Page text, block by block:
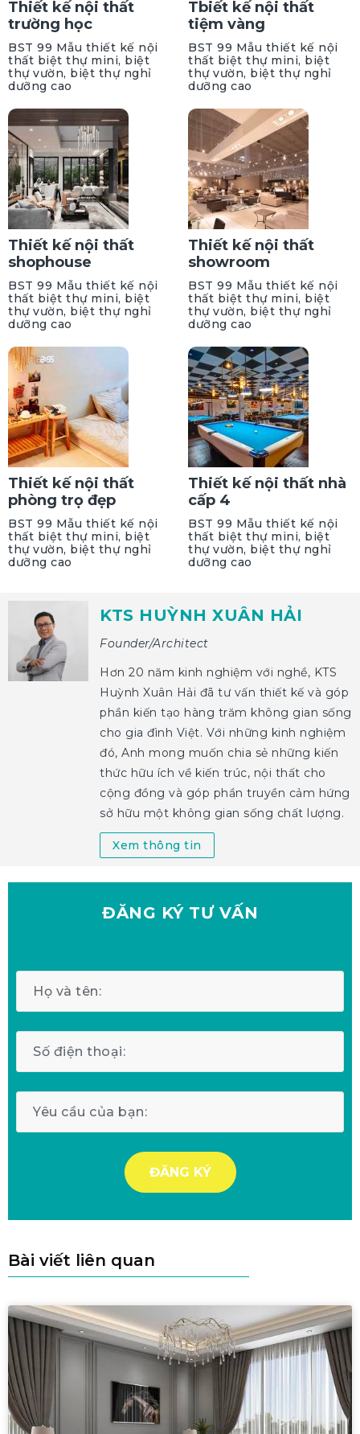
Thiết kế nội thất
trường học
BST 99 Mẫu thiết kế nội
thất biệt thự mini, biệt
thự vườn, biệt thự nghỉ
dưỡng cao
Tbiết kế nội thất
tiệm vàng
BST 99 Mẫu thiết kế nội
thất biệt thự mini, biệt
thự vườn, biệt thự nghỉ
dưỡng cao
Thiết kế nội thất
shophouse
BST 99 Mẫu thiết kế nội
thất biệt thự mini, biệt
thự vườn, biệt thự nghỉ
dưỡng cao
Thiết kế nội thất
showroom
BST 99 Mẫu thiết kế nội
thất biệt thự mini, biệt
thự vườn, biệt thự nghỉ
dưỡng cao
Thiết kế nội thất
phòng trọ đẹp
BST 99 Mẫu thiết kế nội
thất biệt thự mini, biệt
thự vườn, biệt thự nghỉ
dưỡng cao
Thiết kế nội thất nhà
cấp 4
BST 99 Mẫu thiết kế nội
thất biệt thự mini, biệt
thự vườn, biệt thự nghỉ
dưỡng cao
KTS HUỲNH XUÂN HẢI
Founder/Architect
Hơn 20 năm kinh nghiệm với nghề, KTS
Huỳnh Xuân Hải đã tư vấn thiết kế và góp
phần kiến tạo hàng trăm không gian sống
cho gia đình Việt. Với những kinh nghiệm
đó, Anh mong muốn chia sẻ những kiến
thức hữu ích về kiến trúc, nội thất cho
cộng đồng và góp phần truyền cảm hứng
sở hữu một không gian sống chất lượng.
Xem thông tin
ĐĂNG KÝ TƯ VẤN
Bài viết liên quan